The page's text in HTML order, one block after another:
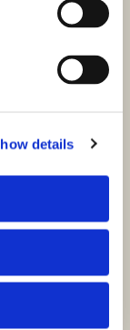
details